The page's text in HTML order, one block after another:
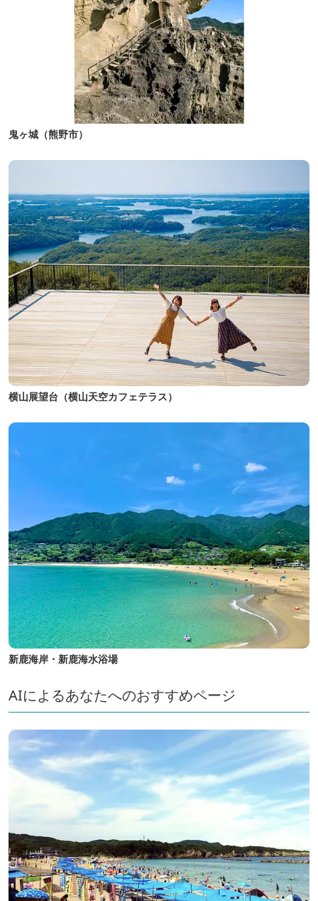
鬼ヶ城（熊野市）
横山展望台（横山天空カフェテラス）
新鹿海岸・新鹿海水浴場
AIによるあなたへのおすすめページ